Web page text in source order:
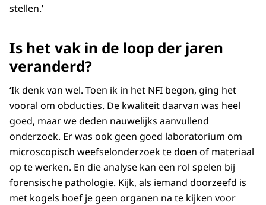
stellen.’
Is het vak in de loop der jaren
veranderd?
‘Ik denk van wel. Toen ik in het NFI begon, ging het
vooral om obducties. De kwaliteit daarvan was heel
goed, maar we deden nauwelijks aanvullend
onderzoek. Er was ook geen goed laboratorium om
microscopisch weefselonderzoek te doen of materiaal
op te werken. En die analyse kan een rol spelen bij
forensische pathologie. Kijk, als iemand doorzeefd is
met kogels hoef je geen organen na te kijken voor